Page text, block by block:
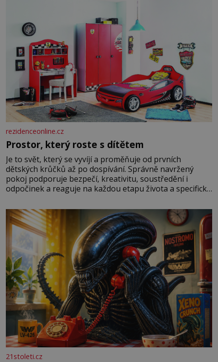
rezidenceonline.cz
Prostor, který roste s dítětem
Je to svět, který se vyvíjí a proměňuje od prvních
dětských krůčků až po dospívání. Správně navržený
pokoj podporuje bezpečí, kreativitu, soustředění i
odpočinek a reaguje na každou etapu života a specifické
měkkost a bezpečí, proto by pokoj miminka měl působit
především klidně a útulně. Předškolní věk je
21stoleti.cz